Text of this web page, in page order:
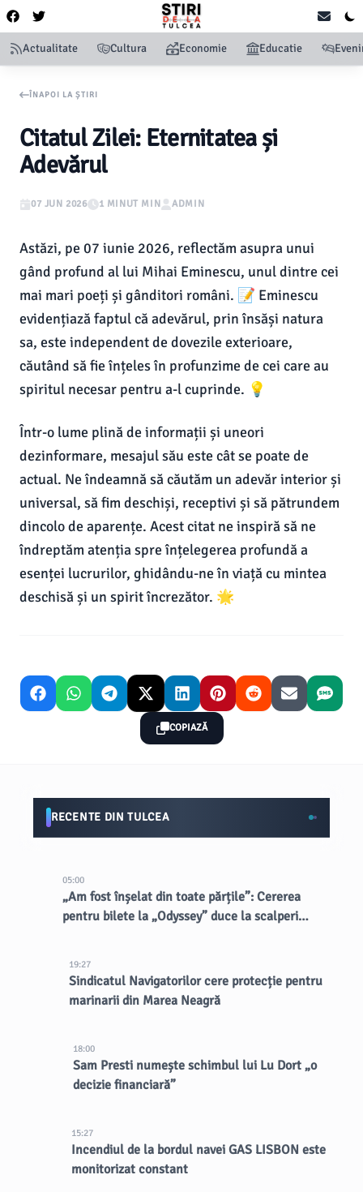
Actualitate Cultura Economie Educatie
ÎNAPOI LA ȘTIRI
Citatul Zilei: Eternitatea și
Adevărul
07 JUN 2026 1 MINUT MIN ADMIN
Astăzi, pe 07 iunie 2026, reflectăm asupra unui
gând profund al lui Mihai Eminescu, unul dintre cei
mai mari poeți și gânditori români. 📝 Eminescu
evidențiază faptul că adevărul, prin însăși natura
sa, este independent de dovezile exterioare,
căutând să fie înțeles în profunzime de cei care au
spiritul necesar pentru a-l cuprinde. 💡
Într-o lume plină de informații și uneori
dezinformare, mesajul său este cât se poate de
actual. Ne îndeamnă să căutăm un adevăr interior și
universal, să fim deschiși, receptivi și să pătrundem
dincolo de aparențe. Acest citat ne inspiră să ne
îndreptăm atenția spre înțelegerea profundă a
esenței lucrurilor, ghidându-ne în viață cu mintea
deschisă și un spirit încrezător. 🌟
COPIAZĂ
RECENTE DIN TULCEA
05:00
„Am fost înșelat din toate părțile”: Cererea
pentru bilete la „Odyssey” duce la scalperi
19:27
Sindicatul Navigatorilor cere protecție pentru
marinarii din Marea Neagră
18:00
Sam Presti numește schimbul lui Lu Dort „o
decizie financiară”
15:27
Incendiul de la bordul navei GAS LISBON este
monitorizat constant